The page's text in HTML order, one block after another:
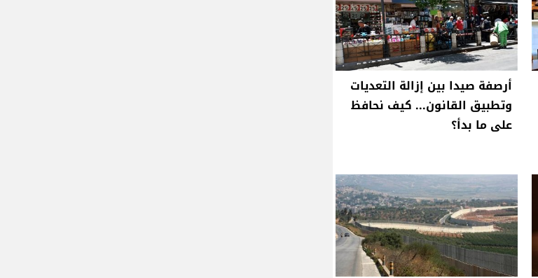
أرصفة صيدا بين إزالة التعديات
وتطبيق القانون... كيف نحافظ
على ما بدأ؟